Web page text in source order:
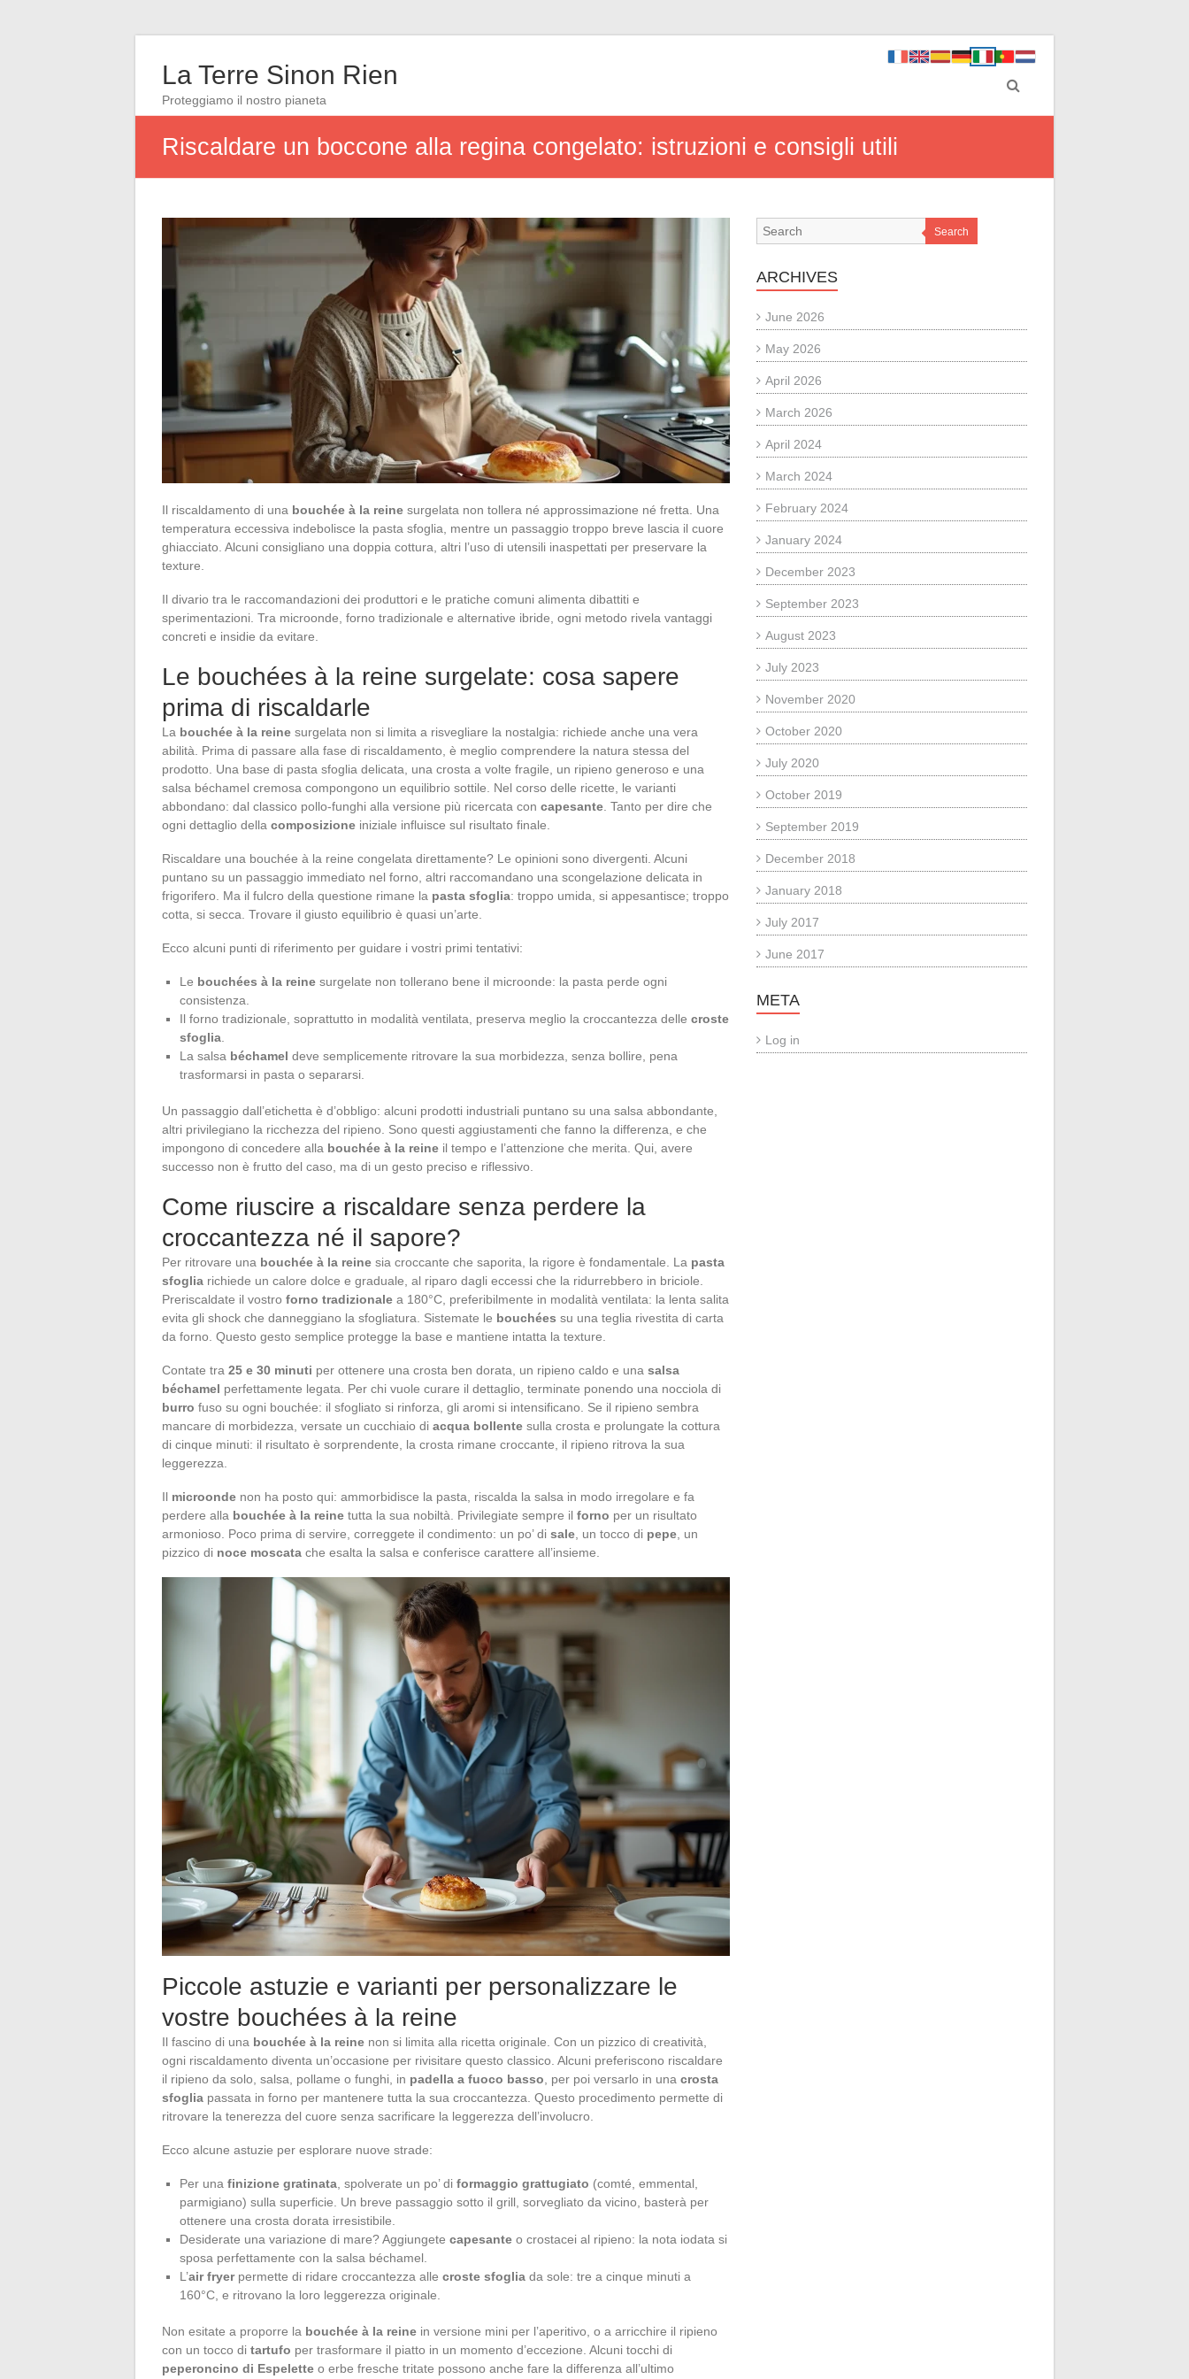
La Terre Sinon Rien
Proteggiamo il nostro pianeta
Riscaldare un boccone alla regina congelato: istruzioni e consigli utili
Il riscaldamento di una bouchée à la reine surgelata non tollera né approssimazione né fretta. Una
temperatura eccessiva indebolisce la pasta sfoglia, mentre un passaggio troppo breve lascia il cuore
ghiacciato. Alcuni consigliano una doppia cottura, altri l’uso di utensili inaspettati per preservare la
texture.
Il divario tra le raccomandazioni dei produttori e le pratiche comuni alimenta dibattiti e
sperimentazioni. Tra microonde, forno tradizionale e alternative ibride, ogni metodo rivela vantaggi
concreti e insidie da evitare.
Le bouchées à la reine surgelate: cosa sapere
prima di riscaldarle
La bouchée à la reine surgelata non si limita a risvegliare la nostalgia: richiede anche una vera
abilità. Prima di passare alla fase di riscaldamento, è meglio comprendere la natura stessa del
prodotto. Una base di pasta sfoglia delicata, una crosta a volte fragile, un ripieno generoso e una
salsa béchamel cremosa compongono un equilibrio sottile. Nel corso delle ricette, le varianti
abbondano: dal classico pollo-funghi alla versione più ricercata con capesante . Tanto per dire che
ogni dettaglio della composizione iniziale influisce sul risultato finale.
Riscaldare una bouchée à la reine congelata direttamente? Le opinioni sono divergenti. Alcuni
puntano su un passaggio immediato nel forno, altri raccomandano una scongelazione delicata in
frigorifero. Ma il fulcro della questione rimane la pasta sfoglia: troppo umida, si appesantisce; troppo
cotta, si secca. Trovare il giusto equilibrio è quasi un’arte.
Ecco alcuni punti di riferimento per guidare i vostri primi tentativi:
Le bouchées à la reine surgelate non tollerano bene il microonde: la pasta perde ogni
consistenza.
Il forno tradizionale, soprattutto in modalità ventilata, preserva meglio la croccantezza delle croste
sfoglia
La salsa béchamel deve semplicemente ritrovare la sua morbidezza, senza bollire, pena
trasformarsi in pasta o separarsi.
Un passaggio dall’etichetta è d’obbligo: alcuni prodotti industriali puntano su una salsa abbondante,
altri privilegiano la ricchezza del ripieno. Sono questi aggiustamenti che fanno la differenza, e che
impongono di concedere alla bouchée à la reine il tempo e l’attenzione che merita. Qui, avere
successo non è frutto del caso, ma di un gesto preciso e riflessivo.
Come riuscire a riscaldare senza perdere la
croccantezza né il sapore?
Per ritrovare una bouchée à la reine sia croccante che saporita, la rigore è fondamentale. La pasta
sfoglia richiede un calore dolce e graduale, al riparo dagli eccessi che la ridurrebbero in briciole.
Preriscaldate il vostro forno tradizionale a 180°C, preferibilmente in modalità ventilata: la lenta salita
evita gli shock che danneggiano la sfogliatura. Sistemate le bouchées su una teglia rivestita di carta
da forno. Questo gesto semplice protegge la base e mantiene intatta la texture.
Contate tra 25 e 30 minuti per ottenere una crosta ben dorata, un ripieno caldo e una salsa
béchamel perfettamente legata. Per chi vuole curare il dettaglio, terminate ponendo una nocciola di
burro fuso su ogni bouchée: il sfogliato si rinforza, gli aromi si intensificano. Se il ripieno sembra
mancare di morbidezza, versate un cucchiaio di acqua bollente sulla crosta e prolungate la cottura
di cinque minuti: il risultato è sorprendente, la crosta rimane croccante, il ripieno ritrova la sua
leggerezza.
Il microonde non ha posto qui: ammorbidisce la pasta, riscalda la salsa in modo irregolare e fa
perdere alla bouchée à la reine tutta la sua nobiltà. Privilegiate sempre il forno per un risultato
armonioso. Poco prima di servire, correggete il condimento: un po’ di sale , un tocco di pepe , un
pizzico di noce moscata che esalta la salsa e conferisce carattere all’insieme.
Piccole astuzie e varianti per personalizzare le
vostre bouchées à la reine
Il fascino di una bouchée à la reine non si limita alla ricetta originale. Con un pizzico di creatività,
ogni riscaldamento diventa un’occasione per rivisitare questo classico. Alcuni preferiscono riscaldare
il ripieno da solo, salsa, pollame o funghi, in padella a fuoco basso , per poi versarlo in una crosta
sfoglia passata in forno per mantenere tutta la sua croccantezza. Questo procedimento permette di
ritrovare la tenerezza del cuore senza sacrificare la leggerezza dell’involucro.
Ecco alcune astuzie per esplorare nuove strade:
Per una finizione gratinata , spolverate un po’ di formaggio grattugiato (comté, emmental,
parmigiano) sulla superficie. Un breve passaggio sotto il grill, sorvegliato da vicino, basterà per
ottenere una crosta dorata irresistibile.
Desiderate una variazione di mare? Aggiungete capesante o crostacei al ripieno: la nota iodata si
sposa perfettamente con la salsa béchamel.
L’air fryerpermette di ridare croccantezza alle croste sfoglia da sole: tre a cinque minuti a
160°C, e ritrovano la loro leggerezza originale.
Non esitate a proporre la bouchée à la reine in versione mini per l’aperitivo, o a arricchire il ripieno
con un tocco di tartufo per trasformare il piatto in un momento d’eccezione. Alcuni tocchi di
peperoncino di Espelette o erbe fresche tritate possono anche fare la differenza all’ultimo
Search
ARCHIVES
June 2026
May 2026
April 2026
March 2026
April 2024
March 2024
February 2024
January 2024
December 2023
September 2023
August 2023
July 2023
November 2020
October 2020
July 2020
October 2019
September 2019
December 2018
January 2018
July 2017
June 2017
META
Log in